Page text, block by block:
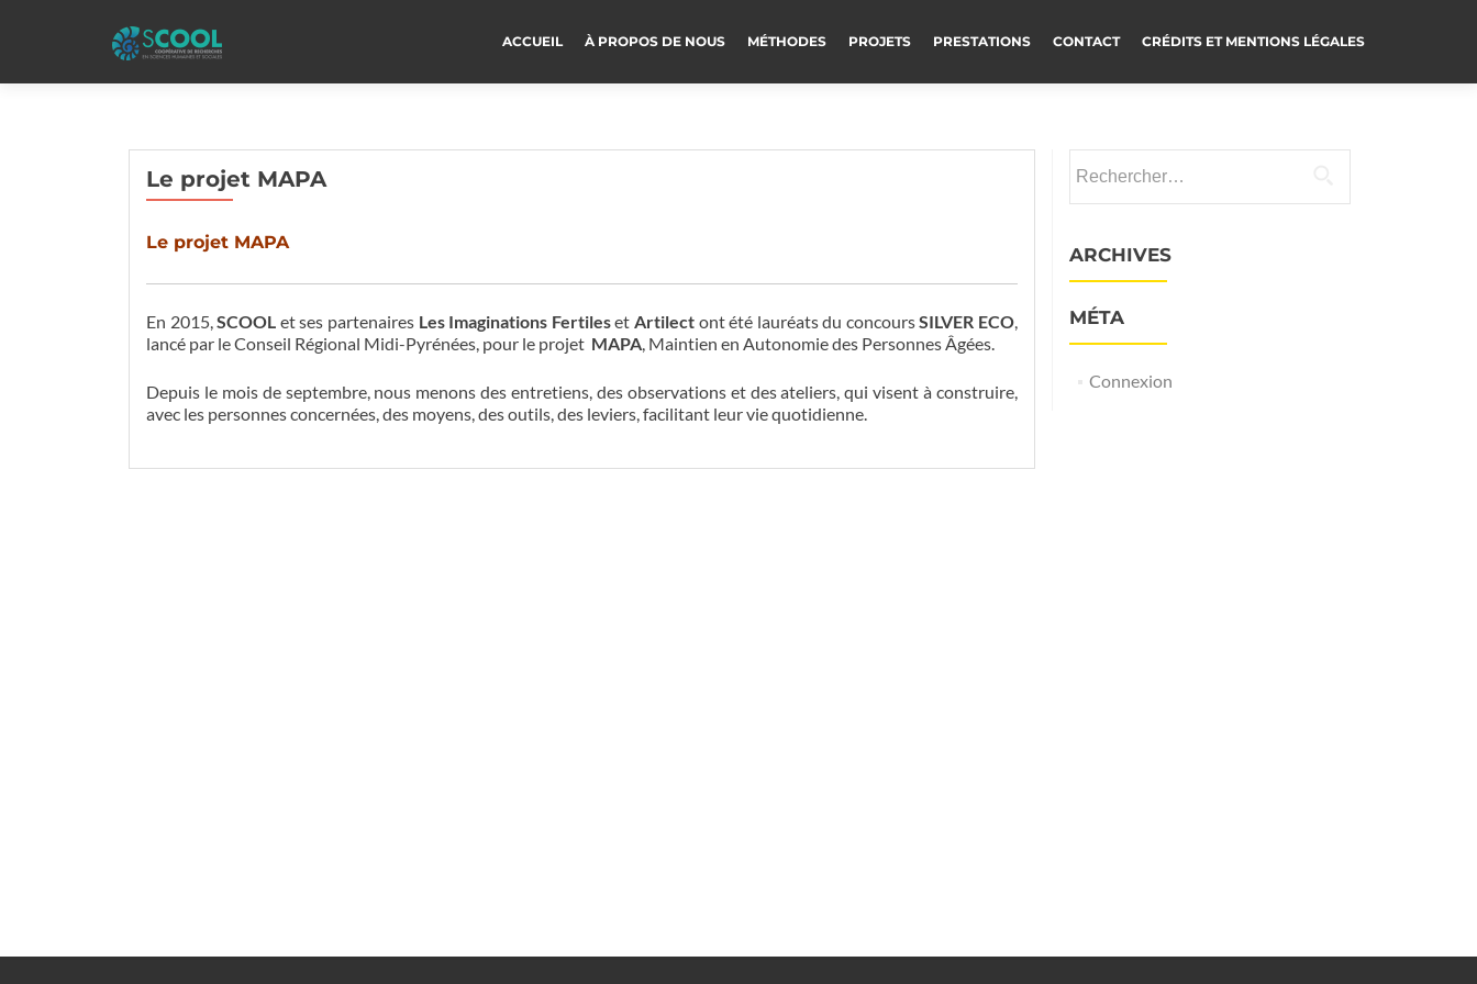
ACCUEIL À PROPOS DE NOUS MÉTHODES PROJETS PRESTATIONS CONTACT CRÉDITS ET MENTIONS LÉGALES
Le projet MAPA
Le projet MAPA
En 2015,SCOOL et ses partenaires Les Imaginations Fertileset Artilectont été lauréats du concoursSILVER ECO,
lancé par le Conseil Régional Midi-Pyrénées, pour le projet MAPA, Maintien en Autonomie des Personnes Âgées.
Depuis le mois de septembre, nous menons des entretiens, des observations et des ateliers, qui visent à construire,
avec les personnes concernées, des moyens, des outils, des leviers, facilitant leur vie quotidienne.
ARCHIVES
MÉTA
Connexion